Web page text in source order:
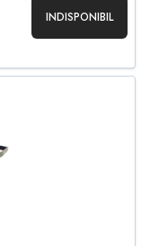
INDISPONIBIL